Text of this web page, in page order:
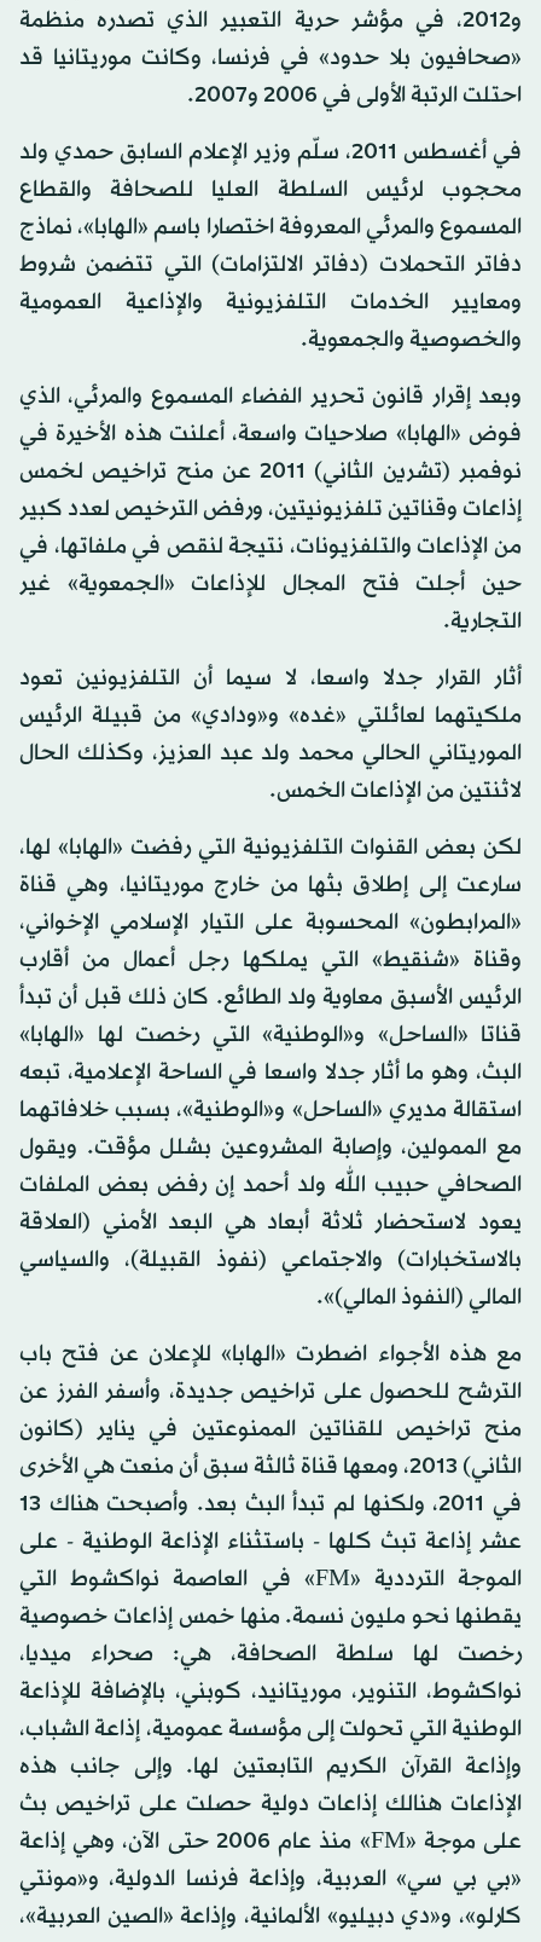
و2012، في مؤشر حرية التعبير الذي تصدره منظمة
«صحافيون بلا حدود» في فرنسا، وكانت موريتانيا قد
احتلت الرتبة الأولى في 2006 و2007.
في أغسطس 2011، سلّم وزير الإعلام السابق حمدي ولد
محجوب لرئيس السلطة العليا للصحافة والقطاع
المسموع والمرئي المعروفة اختصارا باسم «الهابا»، نماذج
دفاتر التحملات (دفاتر الالتزامات) التي تتضمن شروط
ومعايير الخدمات التلفزيونية والإذاعية العمومية
والخصوصية والجمعوية.
وبعد إقرار قانون تحرير الفضاء المسموع والمرئي، الذي
فوض «الهابا» صلاحيات واسعة، أعلنت هذه الأخيرة في
نوفمبر (تشرين الثاني) 2011 عن منح تراخيص لخمس
إذاعات وقناتين تلفزيونيتين، ورفض الترخيص لعدد كبير
من الإذاعات والتلفزيونات، نتيجة لنقص في ملفاتها، في
حين أجلت فتح المجال للإذاعات «الجمعوية» غير
التجارية.
أثار القرار جدلا واسعا، لا سيما أن التلفزيونين تعود
ملكيتهما لعائلتي «غده» و«ودادي» من قبيلة الرئيس
الموريتاني الحالي محمد ولد عبد العزيز، وكذلك الحال
لاثنتين من الإذاعات الخمس.
لكن بعض القنوات التلفزيونية التي رفضت «الهابا» لها،
سارعت إلى إطلاق بثها من خارج موريتانيا، وهي قناة
«المرابطون» المحسوبة على التيار الإسلامي الإخواني،
وقناة «شنقيط» التي يملكها رجل أعمال من أقارب
الرئيس الأسبق معاوية ولد الطائع. كان ذلك قبل أن تبدأ
قناتا «الساحل» و«الوطنية» التي رخصت لها «الهابا»
البث، وهو ما أثار جدلا واسعا في الساحة الإعلامية، تبعه
استقالة مديري «الساحل» و«الوطنية»، بسبب خلافاتهما
مع الممولين، وإصابة المشروعين بشلل مؤقت. ويقول
الصحافي حبيب الله ولد أحمد إن رفض بعض الملفات
يعود لاستحضار ثلاثة أبعاد هي البعد الأمني (العلاقة
بالاستخبارات) والاجتماعي (نفوذ القبيلة)، والسياسي
المالي (النفوذ المالي)».
مع هذه الأجواء اضطرت «الهابا» للإعلان عن فتح باب
الترشح للحصول على تراخيص جديدة، وأسفر الفرز عن
منح تراخيص للقناتين الممنوعتين في يناير (كانون
الثاني) 2013، ومعها قناة ثالثة سبق أن منعت هي الأخرى
في 2011، ولكنها لم تبدأ البث بعد. وأصبحت هناك 13
عشر إذاعة تبث كلها - باستثناء الإذاعة الوطنية - على
الموجة الترددية «FM» في العاصمة نواكشوط التي
يقطنها نحو مليون نسمة. منها خمس إذاعات خصوصية
رخصت لها سلطة الصحافة، هي: صحراء ميديا،
نواكشوط، التنوير، موريتانيد، كوبني، بالإضافة للإذاعة
الوطنية التي تحولت إلى مؤسسة عمومية، إذاعة الشباب،
وإذاعة القرآن الكريم التابعتين لها. وإلى جانب هذه
الإذاعات هنالك إذاعات دولية حصلت على تراخيص بث
على موجة «FM» منذ عام 2006 حتى الآن، وهي إذاعة
«بي بي سي» العربية، وإذاعة فرنسا الدولية، و«مونتي
كارلو»، و«دي دبيليو» الألمانية، وإذاعة «الصين العربية»،